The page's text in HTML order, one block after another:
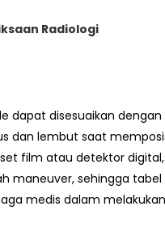
Radiologi
dapat disesuaikan
dan lembut saat
film atau detektor
maneuver, sehingga
medis dalam